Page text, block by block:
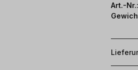
Art.-Nr.: